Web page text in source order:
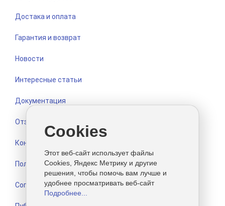
Достака и оплата
Гарантия и возврат
Новости
Интересные статьи
Документация
Отзывы
Контакты
Политика конфиденциальности
Согласие на обработку персональных данных
Cookies
Этот веб-сайт использует файлы
Cookies, Яндекс Метрику и другие
решения, чтобы помочь вам лучше и
удобнее просматривать веб-сайт
Подробнее...